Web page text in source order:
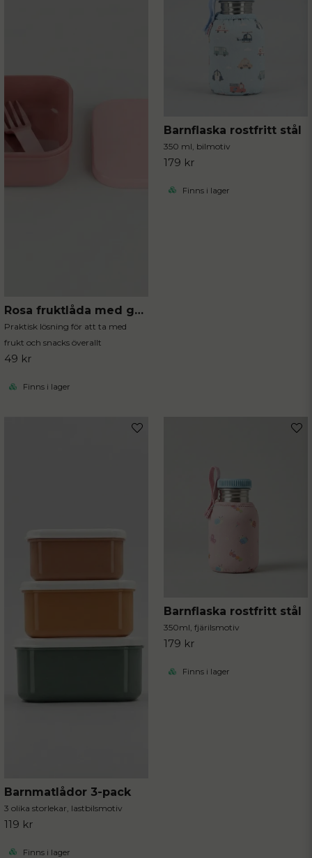
Rosa fruktlåda med gaffel
Praktisk lösning för att ta med
frukt och snacks överallt
49 kr
Finns i lager
Barnflaska rostfritt stål
350 ml, bilmotiv
179 kr
Finns i lager
Barnmatlådor 3-pack
3 olika storlekar, lastbilsmotiv
119 kr
Finns i lager
Barnflaska rostfritt stål
350ml, fjärilsmotiv
179 kr
Finns i lager